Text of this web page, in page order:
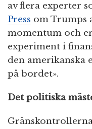
av flera experter
Press om Trumps
momentum och
experiment i
den amerikanska
på bordet».
Det politiska